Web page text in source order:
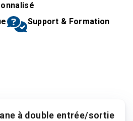
Support & Formation
à double entrée/sortie